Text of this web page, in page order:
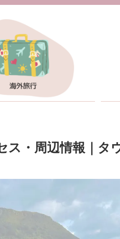
・周辺情報｜タ